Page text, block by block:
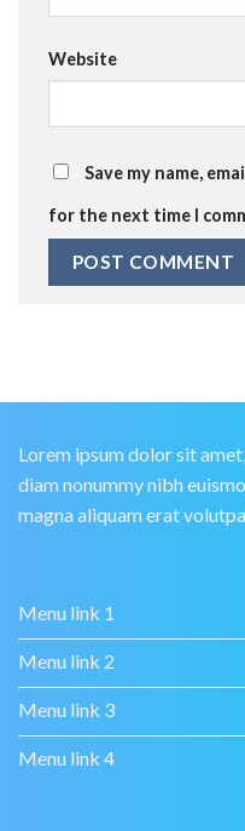
Website
Save my name,
for the next time I
Lorem ipsum dolor sit
diam nonummy nibh
magna aliquam erat
Menu link 1
Menu link 2
Menu link 3
Menu link 4